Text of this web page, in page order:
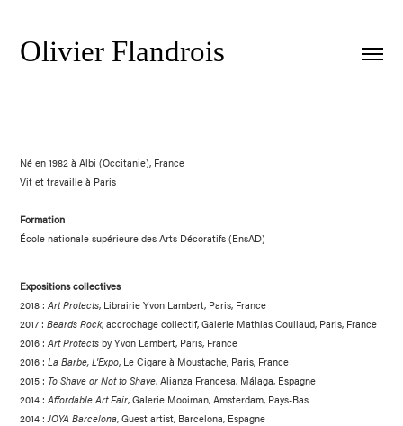
Olivier Flandrois
Né en 1982 à Albi (Occitanie), France
Vit et travaille à Paris
Formation
École nationale supérieure des Arts Décoratifs (EnsAD)
Expositions collectives
2018 :Art Protects, Librairie Yvon Lambert, Paris, France
2017 :Beards Rock, accrochage collectif, Galerie Mathias Coullaud, Paris, France
2016 :Art Protects by Yvon Lambert, Paris, France
2016 :La Barbe, L'Expo, Le Cigare à Moustache, Paris, France
2015 : To Shave or Not to Shave, Alianza Francesa, Málaga, Espagne
2014 :Affordable Art Fair, Galerie Mooiman, Amsterdam, Pays-Bas
2014 :JOYA Barcelona, Guest artist, Barcelona, Espagne